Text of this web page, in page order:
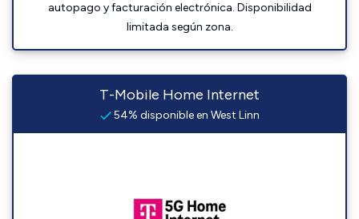
autopago y facturación electrónica. Disponibilidad
limitada según zona.
T-Mobile Home Internet
54% disponible en West Linn